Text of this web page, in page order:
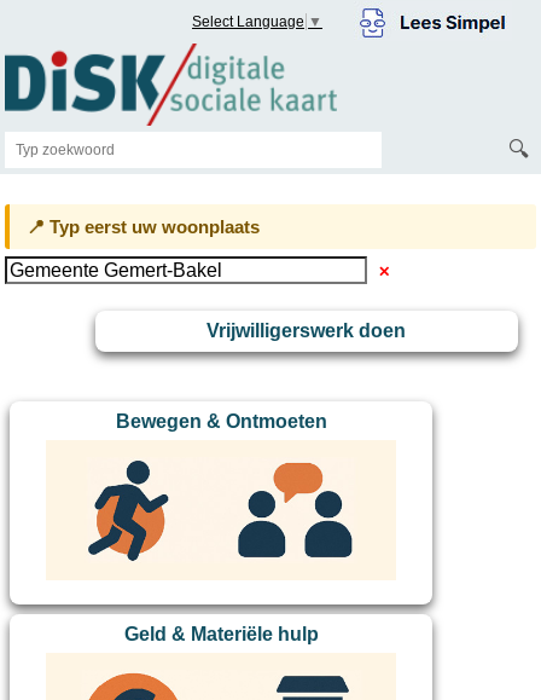
Select Language ▼
🔍
📍 Typ eerst uw woonplaats
✕
Vrijwilligerswerk doen
Bewegen & Ontmoeten
Geld & Materiële hulp